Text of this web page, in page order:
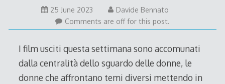
25 June 2023
Davide Bennato
Comments are off for this post.
I film usciti questa settimana sono accomunati
dalla centralità dello sguardo delle donne, le
donne che affrontano temi diversi mettendo in